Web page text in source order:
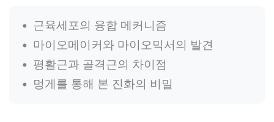
근육세포의 융합 메커니즘
마이오메이커와 마이오믹서의 발견
평활근과 골격근의 차이점
멍게를 통해 본 진화의 비밀